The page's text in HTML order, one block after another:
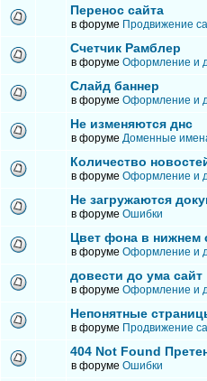
Перенос сайта
в форуме Продвижение
Счетчик Рамблер
в форуме Оформление и
Слайд баннер
в форуме Оформление и
Не изменяются днс
в форуме Доменные
Количество
в форуме Оформление и
Не загружаются
в форуме Ошибки
Цвет фона в нижнем
в форуме Оформление и
довести до ума сайт
в форуме Оформление и
Непонятные
в форуме Продвижение
404 Not Found
в форуме Ошибки